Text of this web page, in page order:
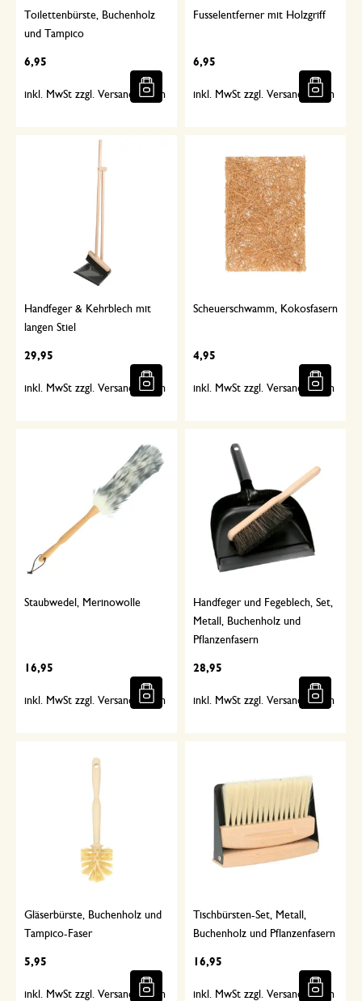
Toilettenbürste, Buchenholz
und Tampico
6,95
inkl. MwSt zzgl. Versandkosten
Fusselentferner mit Holzgriff
6,95
inkl. MwSt zzgl. Versandkosten
Handfeger & Kehrblech mit
langen Stiel
29,95
inkl. MwSt zzgl. Versandkosten
Scheuerschwamm, Kokosfasern
4,95
inkl. MwSt zzgl. Versandkosten
Staubwedel, Merinowolle
16,95
inkl. MwSt zzgl. Versandkosten
Handfeger und Fegeblech, Set,
Metall, Buchenholz und
Pflanzenfasern
28,95
inkl. MwSt zzgl. Versandkosten
Gläserbürste, Buchenholz und
Tampico-Faser
5,95
inkl. MwSt zzgl. Versandkosten
Tischbürsten-Set, Metall,
Buchenholz und Pflanzenfasern
16,95
inkl. MwSt zzgl. Versandkosten